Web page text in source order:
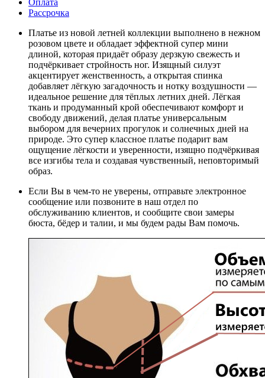
Рассрочка
Платье из новой летней коллекции выполнено в нежном
розовом цвете и обладает эффектной супер мини
длиной, которая придаёт образу дерзкую свежесть и
подчёркивает стройность ног. Изящный силуэт
акцентирует женственность, а открытая спинка
добавляет лёгкую загадочность и нотку воздушности —
идеальное решение для тёплых летних дней. Лёгкая
ткань и продуманный крой обеспечивают комфорт и
свободу движений, делая платье универсальным
выбором для вечерних прогулок и солнечных дней на
природе. Это супер классное платье подарит вам
ощущение лёгкости и уверенности, изящно подчёркивая
все изгибы тела и создавая чувственный, неповторимый
образ.
Если Вы в чем-то не уверены, отправьте электронное
сообщение или позвоните в наш отдел по
обслуживанию клиентов, и сообщите свои замеры
бюста, бёдер и талии, и мы будем рады Вам помочь.